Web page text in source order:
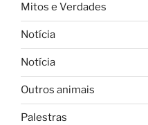
Mitos e Verdades
Notícia
Notícia
Outros animais
Palestras